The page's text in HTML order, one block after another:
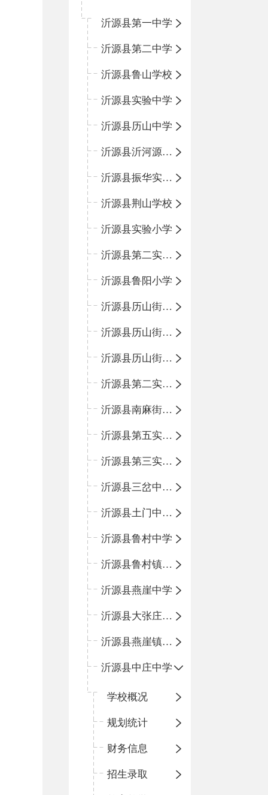
沂源县第一中学
沂源县第二中学
沂源县鲁山学校
沂源县实验中学
沂源县历山中学
沂源县沂河源学校
沂源县振华实验学校
沂源县荆山学校
沂源县实验小学
沂源县第二实验小学
沂源县鲁阳小学
沂源县历山街道办事处振兴路小学
沂源县历山街道办事处荆山路小学
沂源县历山街道办事处鲁山路小学
沂源县第二实验中学
沂源县南麻街道办事处中心小学
沂源县第五实验小学
沂源县第三实验小学
沂源县三岔中心学校
沂源县土门中心学校
沂源县鲁村中学
沂源县鲁村镇中心小学
沂源县燕崖中学
沂源县大张庄中心学校
沂源县燕崖镇中心小学
沂源县中庄中学
学校概况
规划统计
财务信息
招生录取